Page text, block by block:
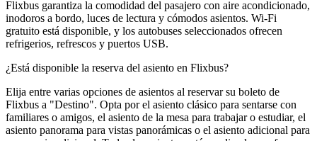
Flixbus garantiza la comodidad del pasajero con aire acondicionado,
inodoros a bordo, luces de lectura y cómodos asientos. Wi-Fi
gratuito está disponible, y los autobuses seleccionados ofrecen
refrigerios, refrescos y puertos USB.
¿Está disponible la reserva del asiento en Flixbus?
Elija entre varias opciones de asientos al reservar su boleto de
Flixbus a "Destino". Opta por el asiento clásico para sentarse con
familiares o amigos, el asiento de la mesa para trabajar o estudiar, el
asiento panorama para vistas panorámicas o el asiento adicional para